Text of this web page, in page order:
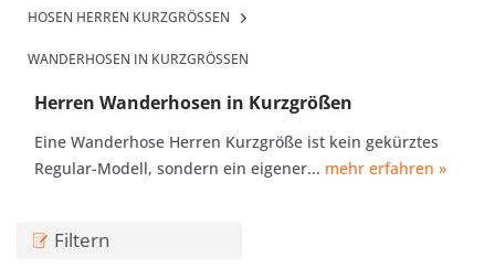
HOSEN HERREN KURZGRÖSSEN
WANDERHOSEN IN KURZGRÖSSEN
Herren Wanderhosen in Kurzgrößen
Eine Wanderhose Herren Kurzgröße ist kein gekürztes
Regular-Modell, sondern ein eigener... mehr erfahren »
Filtern